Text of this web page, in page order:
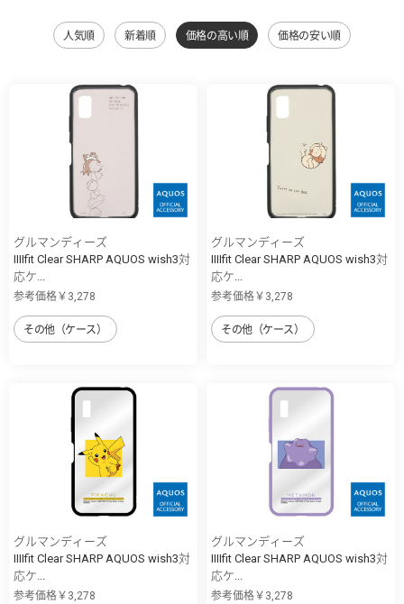
人気順 新着順 価格の高い順 価格の安い順
グルマンディーズ
IIIIfit Clear SHARP AQUOS wish3対
応ケ...
参考価格￥3,278
その他（ケース）
グルマンディーズ
IIIIfit Clear SHARP AQUOS wish3対
応ケ...
参考価格￥3,278
その他（ケース）
グルマンディーズ
IIIIfit Clear SHARP AQUOS wish3対
応ケ...
参考価格￥3,278
グルマンディーズ
IIIIfit Clear SHARP AQUOS wish3対
応ケ...
参考価格￥3,278